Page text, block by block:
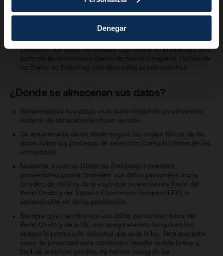
Denegar
arreglo a este Aviso de privacidad para candidatos.
Otras empresas que sean filiales de Endomag. Podemos
compartir sus datos personales con filiales de Endomag como
parte de las actividades diarias de nuestro negocio. La lista de
las filiales de Endomag está disponible previa solicitud.
¿Dónde se almacenan sus datos?
Almacenamos sus datos en la nube mediante un proveedor
externo de almacenamiento en la nube.
Se almacenarán de un modo seguro las copias físicas de los
datos sobre los procesos de selección (como las notas de las
entrevistas).
Nosotros, nuestras filiales de Endomag o nuestros
proveedores podrán transferir sus datos personales a una
jurisdicción distinta de la suya que se encuentre fuera del
Reino Unido y del Espacio Económico Europeo (EEE), o
almacenarlos en dicha jurisdicción.
Siempre que transfiramos sus datos personales fuera del
Reino Unido y de la UE, nos aseguraremos de que se les
aplique la protección adicional que exija la ley. Para que este
aviso de privacidad para candidatos resulte lo más breve y
fácil de entender posible, no hemos recogido las